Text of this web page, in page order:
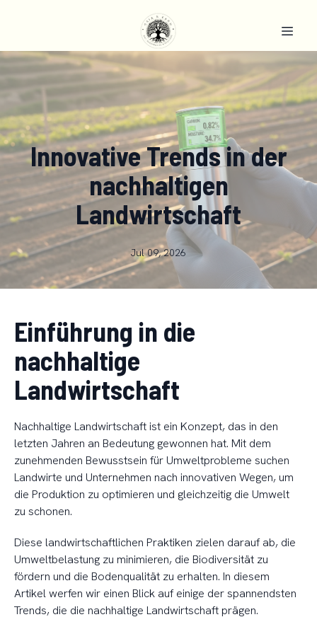
Innovative Trends in der
nachhaltigen
Landwirtschaft
Jul 09, 2026
Einführung in die
nachhaltige
Landwirtschaft
Nachhaltige Landwirtschaft ist ein Konzept, das in den
letzten Jahren an Bedeutung gewonnen hat. Mit dem
zunehmenden Bewusstsein für Umweltprobleme suchen
Landwirte und Unternehmen nach innovativen Wegen, um
die Produktion zu optimieren und gleichzeitig die Umwelt
zu schonen.
Diese landwirtschaftlichen Praktiken zielen darauf ab, die
Umweltbelastung zu minimieren, die Biodiversität zu
fördern und die Bodenqualität zu erhalten. In diesem
Artikel werfen wir einen Blick auf einige der spannendsten
Trends, die die nachhaltige Landwirtschaft prägen.